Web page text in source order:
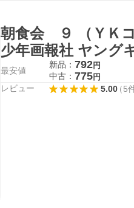
朝食会 ９ （ＹＫ
少年画報社 ヤング
最安値
新品： 792円
中古： 775円
レビュー 5.00（5